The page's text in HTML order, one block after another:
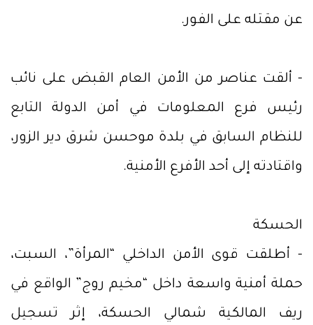
عن مقتله على الفور.
- ألقت عناصر من الأمن العام القبض على نائب
رئيس فرع المعلومات في أمن الدولة التابع
للنظام السابق في بلدة موحسن شرق دير الزور،
واقتادته إلى أحد الأفرع الأمنية.
الحسكة
- أطلقت قوى الأمن الداخلي “المرأة”، السبت،
حملة أمنية واسعة داخل “مخيم روج” الواقع في
ريف المالكية شمالي الحسكة، إثر تسجيل